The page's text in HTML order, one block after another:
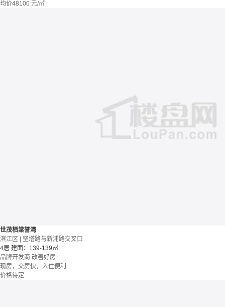
均价48100 元/㎡
世茂栖棠誉湾
滨江区 | 坚塔路与新浦路交叉口
4居 建面：139-139㎡
品牌开发商 改善好房
现房，交房快，入住便利
价格待定